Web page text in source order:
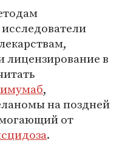
в
,
на поздней
от
.